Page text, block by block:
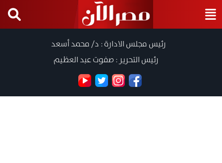
رئيس مجلس الادارة : د/ محمد أسعد
رئيس التحرير : صفوت عبد العظيم